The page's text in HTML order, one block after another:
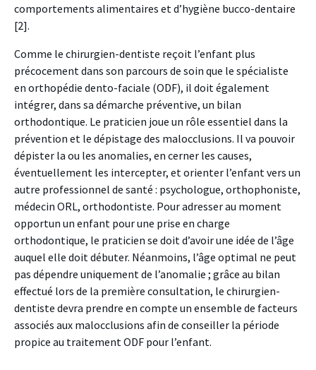
comportements alimentaires et d’hygiène bucco-dentaire
[2].
Comme le chirurgien-dentiste reçoit l’enfant plus
précocement dans son parcours de soin que le spécialiste
en orthopédie dento-faciale (ODF), il doit également
intégrer, dans sa démarche préventive, un bilan
orthodontique. Le praticien joue un rôle essentiel dans la
prévention et le dépistage des malocclusions. Il va pouvoir
dépister la ou les anomalies, en cerner les causes,
éventuellement les intercepter, et orienter l’enfant vers un
autre professionnel de santé : psychologue, orthophoniste,
médecin ORL, orthodontiste. Pour adresser au moment
opportun un enfant pour une prise en charge
orthodontique, le praticien se doit d’avoir une idée de l’âge
auquel elle doit débuter. Néanmoins, l’âge optimal ne peut
pas dépendre uniquement de l’anomalie ; grâce au bilan
effectué lors de la première consultation, le chirurgien-
dentiste devra prendre en compte un ensemble de facteurs
associés aux malocclusions afin de conseiller la période
propice au traitement ODF pour l’enfant.